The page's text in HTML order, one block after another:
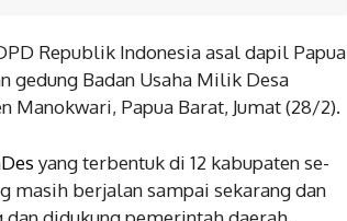
Republik Indonesia asal dapil Papua
gedung Badan Usaha Milik Desa
Papua Barat, Jumat (28/2).
yang terbentuk di 12 kabupaten se-
masih berjalan sampai sekarang dan